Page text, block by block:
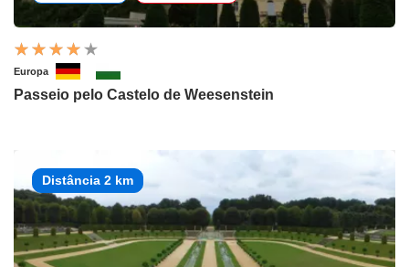
Europa
Passeio pelo Castelo de Weesenstein
Distância 2 km